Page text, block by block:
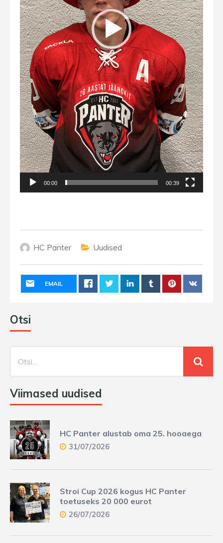
00:00 00:39
HC Panter Uudised
EMAIL
Otsi
Viimased uudised
HC Panter alustab oma 25. hooaega
31/07/2026
Stroi Cup 2026 kogus HC Panter
toetuseks 20 000 eurot
26/07/2026